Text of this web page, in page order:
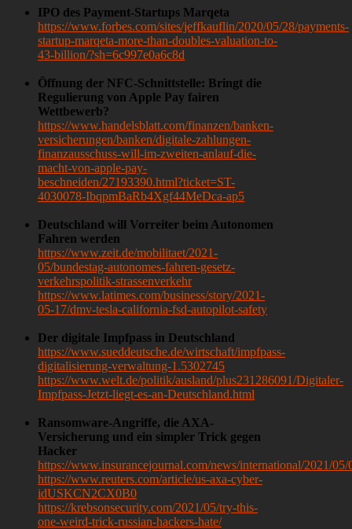
IPO des Payment-Startups Marqeta
https://www.forbes.com/sites/jeffkauflin/2020/05/28/payments-
startup-marqeta-more-than-doubles-valuation-to-
43-billion/?sh=6c997e0a6c8d
Öffnung der NFC-Schnittstelle: Bringt die
Regulierung von Apple Pay fairen
Wettbewerb?
https://www.handelsblatt.com/finanzen/banken-
versicherungen/banken/digitale-zahlungen-
finanzausschuss-will-im-zweiten-anlauf-die-
macht-von-apple-pay-
beschneiden/27193390.html?ticket=ST-
4030078-IbqpmBaRb4Xgf44MeDca-ap5
Deutschland will Vorreiter beim Autonomen
Fahren werden
https://www.zeit.de/mobilitaet/2021-
05/bundestag-autonomes-fahren-gesetz-
verkehrspolitik-strassenverkehr
https://www.latimes.com/business/story/2021-
05-17/dmv-tesla-california-fsd-autopilot-safety
Der digitale Impfpass in Deutschland
https://www.sueddeutsche.de/wirtschaft/impfpass-
digitalisierung-verwaltung-1.5302745
https://www.welt.de/politik/ausland/plus231286091/Digitaler-
Impfpass-Jetzt-liegt-es-an-Deutschland.html
Ransomware-Angriffe, die AXA-
Versicherung und ein simpler Trick gegen
Hacker
https://www.insurancejournal.com/news/international/2021/05/
https://www.reuters.com/article/us-axa-cyber-
idUSKCN2CX0B0
https://krebsonsecurity.com/2021/05/try-this-
one-weird-trick-russian-hackers-hate/